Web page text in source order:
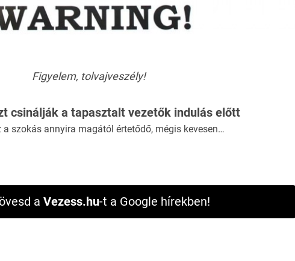
Figyelem, tolvajveszély!
csinálják a tapasztalt vezetők indulás előtt
a szokás annyira magától értetődő, mégis kevesen…
a Vezess.hu-t a Google hírekben!